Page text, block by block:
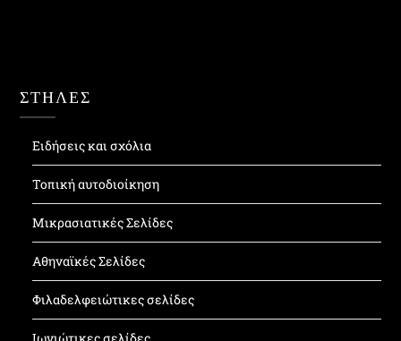
ΣΤΗΛΕΣ
Ειδήσεις και σχόλια
Τοπική αυτοδιοίκηση
Μικρασιατικές Σελίδες
Αθηναϊκές Σελίδες
Φιλαδελφειώτικες σελίδες